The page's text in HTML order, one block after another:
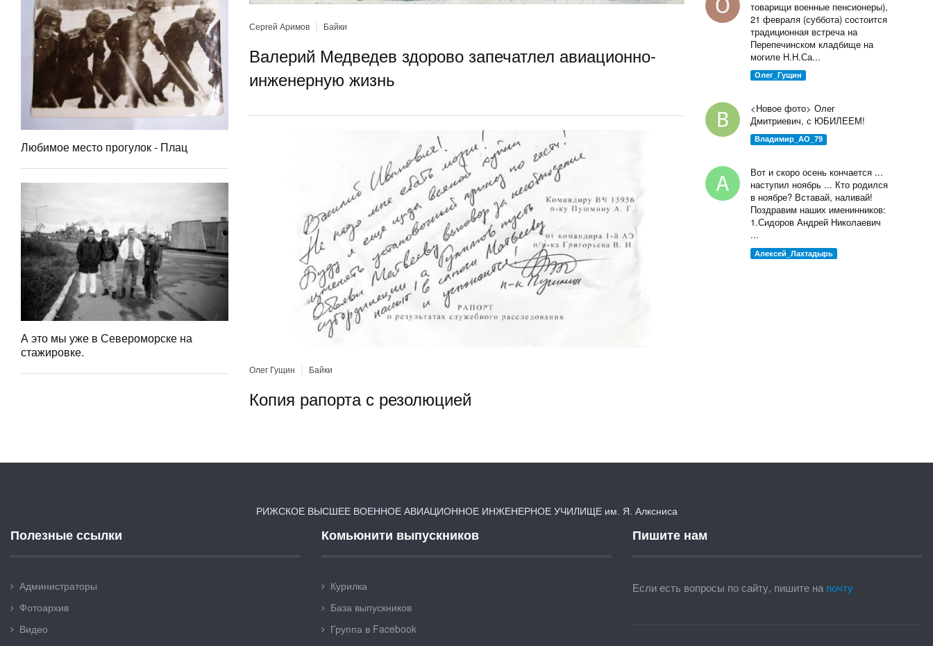
Любимое место прогулок - Плац
А это мы уже в Североморске на
стажировке.
Сергей Аримов Байки
Валерий Медведев здорово запечатлел авиационно-
инженерную жизнь
Олег Гущин Байки
Копия рапорта с резолюцией
товарищи военные пенсионеры),
21 февраля (суббота) состоится
традиционная встреча на
Перепечинском кладбище на
могиле Н.Н.Са...
Олег_Гущин
<Новое фото> Олег
Дмитриевич, с ЮБИЛЕЕМ!
Владимир_AO_79
Вот и скоро осень кончается ...
наступил ноябрь ... Кто родился
в ноябре? Вставай, наливай!
Поздравим наших именинников:
1.Сидоров Андрей Николаевич
...
Алексей_Лахтадырь
РИЖСКОЕ ВЫСШЕЕ ВОЕННОЕ АВИАЦИОННОЕ ИНЖЕНЕРНОЕ УЧИЛИЩЕ им. Я. Алксниса
Полезные ссылки
Администраторы
Фотоархив
Видео
Комьюнити выпускников
Курилка
База выпускников
Группа в Facebook
Пишите нам
Если есть вопросы по сайту, пишите напочту